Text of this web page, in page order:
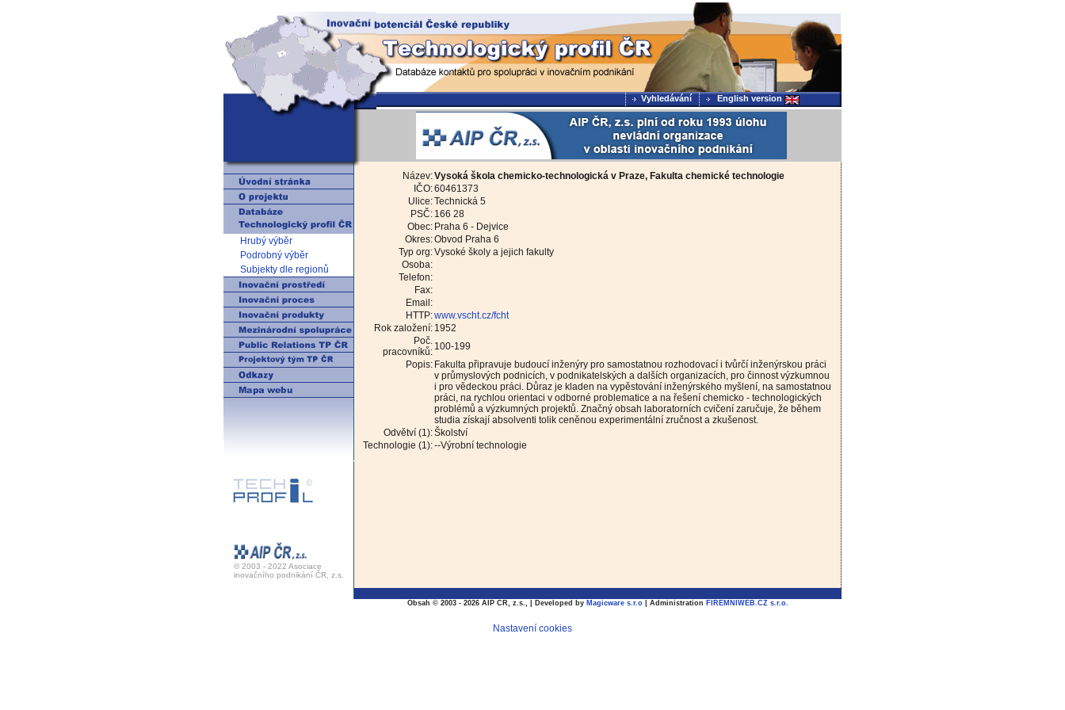
Vyhledávání English version
Hrubý výběr
Podrobný výběr
Subjekty dle regionů
© 2003 - 2022 Asociace
inovačního podnikání ČR, z.s.
Název:Vysoká škola chemicko-technologická v Praze, Fakulta chemické technologie
IČO:60461373
Ulice:Technická 5
PSČ: 166 28
Obec: Praha 6 - Dejvice
Okres:Obvod Praha 6
Typ org:Vysoké školy a jejich fakulty
Osoba:
Telefon:
Fax:
Email:
HTTP:www.vscht.cz/fcht
Rok založení: 1952
Poč.
pracovníků: 100-199
Popis: Fakulta připravuje budoucí inženýry pro samostatnou rozhodovací i tvůrčí inženýrskou práci
v průmyslových podnicích, v podnikatelských a dalších organizacích, pro činnost výzkumnou
i pro vědeckou práci. Důraz je kladen na vypěstování inženýrského myšlení, na samostatnou
práci, na rychlou orientaci v odborné problematice a na řešení chemicko - technologických
problémů a výzkumných projektů. Značný obsah laboratorních cvičení zaručuje, že během
studia získají absolventi tolik ceněnou experimentální zručnost a zkušenost.
Odvětví (1):Školství
Technologie (1):--Výrobní technologie
Obsah © 2003 - 2026 AIP CR, z.s., | Developed by Magicware s.r.o | Administration FIREMNIWEB.CZ s.r.o.
Nastavení cookies